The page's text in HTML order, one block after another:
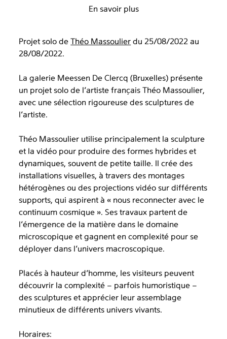
En savoir plus
Projet solo deThéo Massoulier du 25/08/2022 au
28/08/2022.
La galerie Meessen De Clercq (Bruxelles) présente
un projet solo de l’artiste français Théo Massoulier,
avec une sélection rigoureuse des sculptures de
l’artiste.
Théo Massoulier utilise principalement la sculpture
et la vidéo pour produire des formes hybrides et
dynamiques, souvent de petite taille. Il crée des
installations visuelles, à travers des montages
hétérogènes ou des projections vidéo sur différents
supports, qui aspirent à « nous reconnecter avec le
continuum cosmique ». Ses travaux partent de
l’émergence de la matière dans le domaine
microscopique et gagnent en complexité pour se
déployer dans l’univers macroscopique.
Placés à hauteur d’homme, les visiteurs peuvent
découvrir la complexité – parfois humoristique –
des sculptures et apprécier leur assemblage
minutieux de différents univers vivants.
Horaires: